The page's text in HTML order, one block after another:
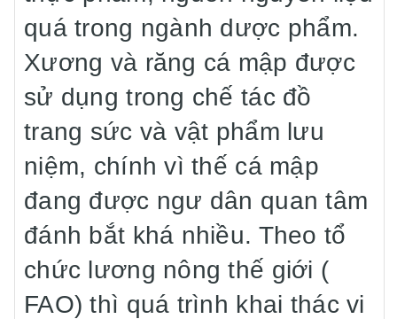
quá trong ngành dược phẩm.
Xương và răng cá mập được
sử dụng trong chế tác đồ
trang sức và vật phẩm lưu
niệm, chính vì thế cá mập
đang được ngư dân quan tâm
đánh bắt khá nhiều. Theo tổ
chức lương nông thế giới (
FAO) thì quá trình khai thác vi